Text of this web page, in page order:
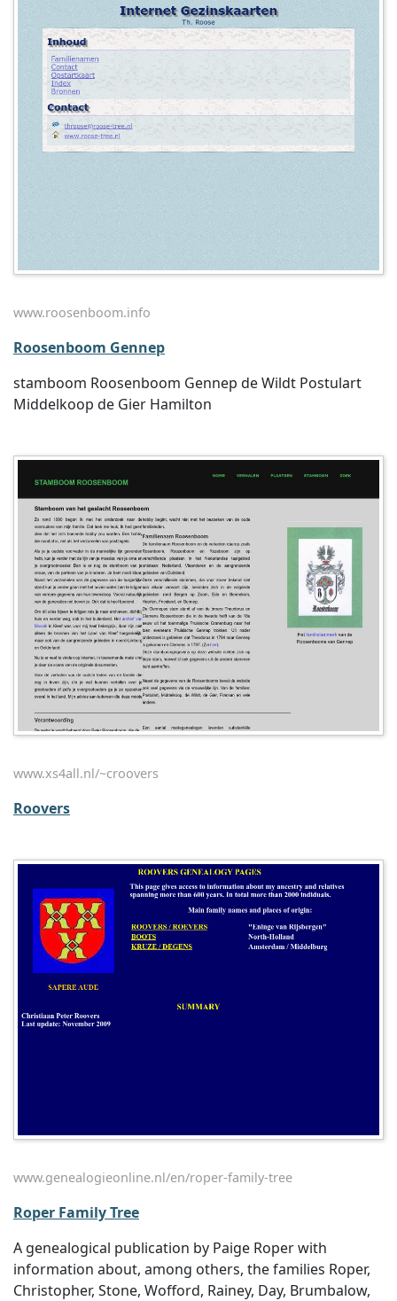
www.roosenboom.info
Roosenboom Gennep
stamboom Roosenboom Gennep de Wildt Postulart
Middelkoop de Gier Hamilton
www.xs4all.nl/~croovers
Roovers
www.genealogieonline.nl/en/roper-family-tree
Roper Family Tree
A genealogical publication by Paige Roper with
information about, among others, the families Roper,
Christopher, Stone, Wofford, Rainey, Day, Brumbalow,